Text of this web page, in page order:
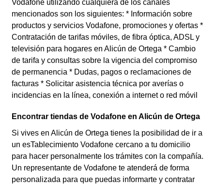
Vodafone utilizando cualquiera de los canales
mencionados son los siguientes: * Información sobre
productos y servicios Vodafone, promociones y ofertas *
Contratación de tarifas móviles, de fibra óptica, ADSL y
televisión para hogares en Alicún de Ortega * Cambio
de tarifa y consultas sobre la vigencia del compromiso
de permanencia * Dudas, pagos o reclamaciones de
facturas * Solicitar asistencia técnica por averías o
incidencias en la línea, conexión a internet o red móvil
Encontrar tiendas de Vodafone en Alicún de Ortega
Si vives en Alicún de Ortega tienes la posibilidad de ir a
un esTablecimiento Vodafone cercano a tu domicilio
para hacer personalmente los trámites con la compañía.
Un representante de Vodafone te atenderá de forma
personalizada para que puedas informarte y contratar